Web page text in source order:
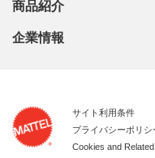
商品紹介
企業情報
サイト利用条件
プライバシーポリシ
Cookies and